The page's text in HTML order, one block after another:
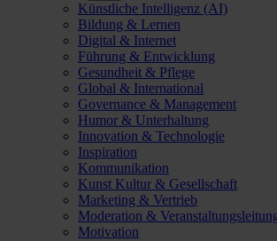
Künstliche Intelligenz (AI)
Bildung & Lernen
Digital & Internet
Führung & Entwicklung
Gesundheit & Pflege
Global & International
Governance & Management
Humor & Unterhaltung
Innovation & Technologie
Inspiration
Kommunikation
Kunst Kultur & Gesellschaft
Marketing & Vertrieb
Moderation &
Motivation